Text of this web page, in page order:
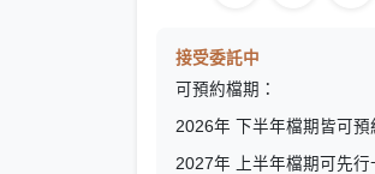
接受委託中
可預約檔期：
2026年 下半年檔期皆可預
2027年 上半年檔期可先行